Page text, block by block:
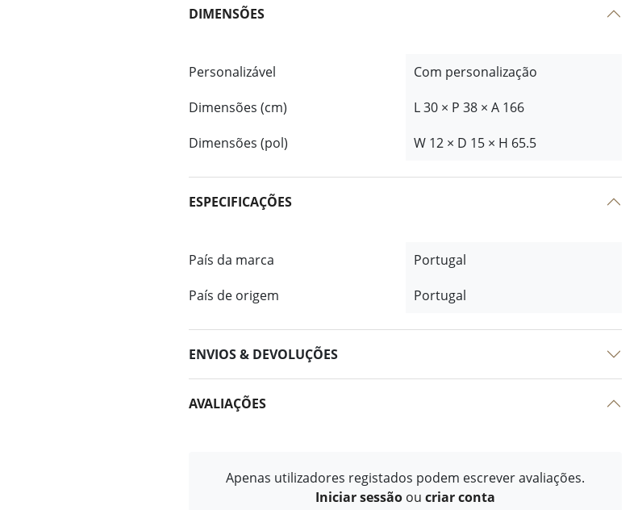
DIMENSÕES
Personalizável
Com personalização
Dimensões (cm)
L 30 × P 38 × A 166
Dimensões (pol)
W 12 × D 15 × H 65.5
ESPECIFICAÇÕES
País da marca
Portugal
País de origem
Portugal
ENVIOS & DEVOLUÇÕES
AVALIAÇÕES
Apenas utilizadores registados podem escrever avaliações.
Iniciar sessão ou criar conta